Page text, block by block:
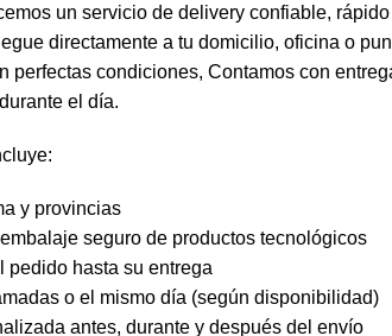
un servicio de delivery confiable,
directamente a tu domicilio, oficina o
perfectas condiciones, Contamos con
el día.
y provincias
seguro de productos tecnológicos
pedido hasta su entrega
o el mismo día (según disponibilidad)
antes, durante y después del envío